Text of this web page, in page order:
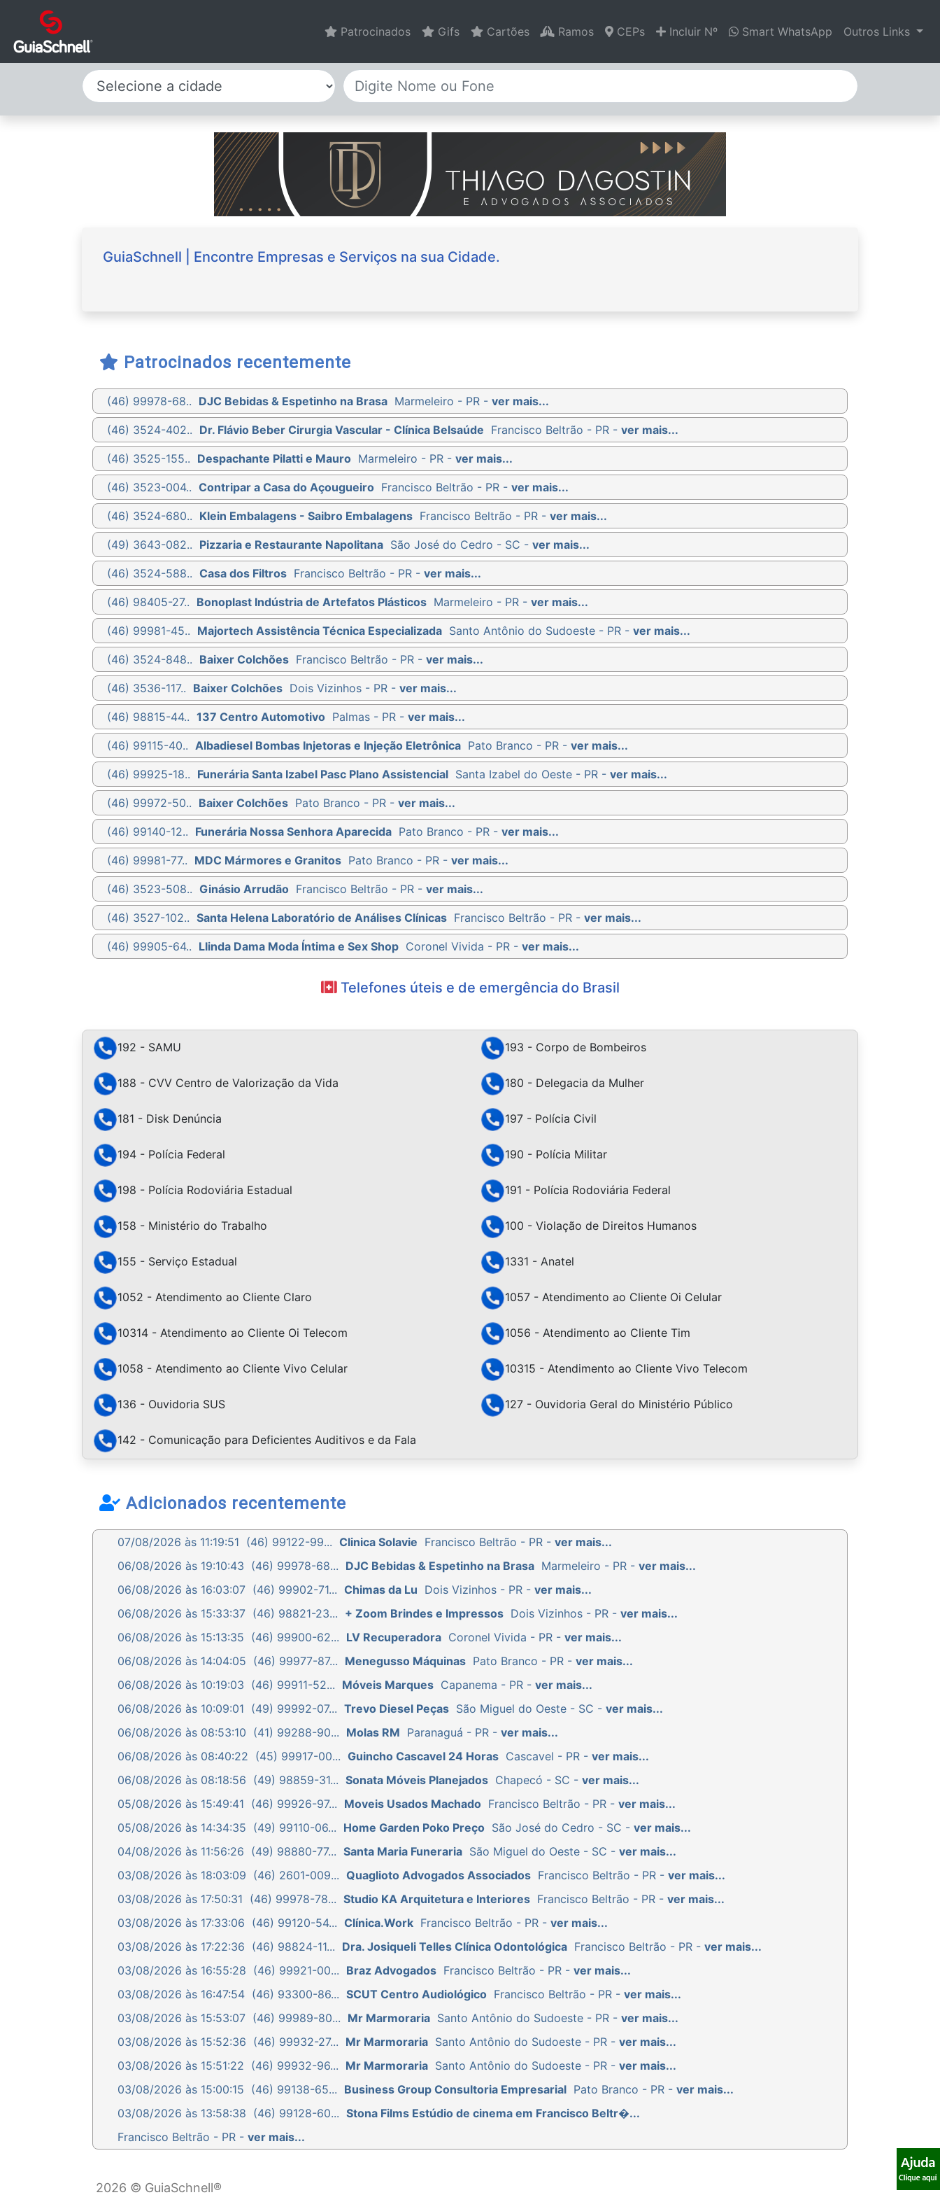
Patrocinados Gifs Cartões Ramos CEPs Incluir Nº Smart WhatsApp Outros Links
Selecione a cidade
GuiaSchnell | Encontre Empresas e Serviços na sua Cidade.
Patrocinados recentemente
(46) 99978-68.. DJC Bebidas & Espetinho na Brasa Marmeleiro - PR - ver mais...
(46) 3524-402.. Dr. Flávio Beber Cirurgia Vascular - Clínica Belsaúde Francisco Beltrão - PR - ver mais...
(46) 3525-155.. Despachante Pilatti e Mauro Marmeleiro - PR - ver mais...
(46) 3523-004.. Contripar a Casa do Açougueiro Francisco Beltrão - PR - ver mais...
(46) 3524-680.. Klein Embalagens - Saibro Embalagens Francisco Beltrão - PR - ver mais...
(49) 3643-082.. Pizzaria e Restaurante Napolitana São José do Cedro - SC - ver mais...
(46) 3524-588.. Casa dos Filtros Francisco Beltrão - PR - ver mais...
(46) 98405-27.. Bonoplast Indústria de Artefatos Plásticos Marmeleiro - PR - ver mais...
(46) 99981-45.. Majortech Assistência Técnica Especializada Santo Antônio do Sudoeste - PR - ver mais...
(46) 3524-848.. Baixer Colchões Francisco Beltrão - PR - ver mais...
(46) 3536-117.. Baixer Colchões Dois Vizinhos - PR - ver mais...
(46) 98815-44.. 137 Centro Automotivo Palmas - PR - ver mais...
(46) 99115-40.. Albadiesel Bombas Injetoras e Injeção Eletrônica Pato Branco - PR - ver mais...
(46) 99925-18.. Funerária Santa Izabel Pasc Plano Assistencial Santa Izabel do Oeste - PR - ver mais...
(46) 99972-50.. Baixer Colchões Pato Branco - PR - ver mais...
(46) 99140-12.. Funerária Nossa Senhora Aparecida Pato Branco - PR - ver mais...
(46) 99981-77.. MDC Mármores e Granitos Pato Branco - PR - ver mais...
(46) 3523-508.. Ginásio Arrudão Francisco Beltrão - PR - ver mais...
(46) 3527-102.. Santa Helena Laboratório de Análises Clínicas Francisco Beltrão - PR - ver mais...
(46) 99905-64.. Llinda Dama Moda Íntima e Sex Shop Coronel Vivida - PR - ver mais...
Telefones úteis e de emergência do Brasil
192 - SAMU 193 - Corpo de Bombeiros
188 - CVV Centro de Valorização da Vida 180 - Delegacia da Mulher
181 - Disk Denúncia 197 - Polícia Civil
194 - Polícia Federal 190 - Polícia Militar
198 - Polícia Rodoviária Estadual 191 - Polícia Rodoviária Federal
158 - Ministério do Trabalho 100 - Violação de Direitos Humanos
155 - Serviço Estadual 1331 - Anatel
1052 - Atendimento ao Cliente Claro 1057 - Atendimento ao Cliente Oi Celular
10314 - Atendimento ao Cliente Oi Telecom 1056 - Atendimento ao Cliente Tim
1058 - Atendimento ao Cliente Vivo Celular 10315 - Atendimento ao Cliente Vivo Telecom
136 - Ouvidoria SUS 127 - Ouvidoria Geral do Ministério Público
142 - Comunicação para Deficientes Auditivos e da Fala
Adicionados recentemente
07/08/2026 às 11:19:51 (46) 99122-99... Clinica Solavie Francisco Beltrão - PR - ver mais...
06/08/2026 às 19:10:43 (46) 99978-68... DJC Bebidas & Espetinho na Brasa Marmeleiro - PR - ver mais...
06/08/2026 às 16:03:07 (46) 99902-71... Chimas da Lu Dois Vizinhos - PR - ver mais...
06/08/2026 às 15:33:37 (46) 98821-23... + Zoom Brindes e Impressos Dois Vizinhos - PR - ver mais...
06/08/2026 às 15:13:35 (46) 99900-62... LV Recuperadora Coronel Vivida - PR - ver mais...
06/08/2026 às 14:04:05 (46) 99977-87... Menegusso Máquinas Pato Branco - PR - ver mais...
06/08/2026 às 10:19:03 (46) 99911-52... Móveis Marques Capanema - PR - ver mais...
06/08/2026 às 10:09:01 (49) 99992-07... Trevo Diesel Peças São Miguel do Oeste - SC - ver mais...
06/08/2026 às 08:53:10 (41) 99288-90... Molas RM Paranaguá - PR - ver mais...
06/08/2026 às 08:40:22 (45) 99917-00... Guincho Cascavel 24 Horas Cascavel - PR - ver mais...
06/08/2026 às 08:18:56 (49) 98859-31... Sonata Móveis Planejados Chapecó - SC - ver mais...
05/08/2026 às 15:49:41 (46) 99926-97... Moveis Usados Machado Francisco Beltrão - PR - ver mais...
05/08/2026 às 14:34:35 (49) 99110-06... Home Garden Poko Preço São José do Cedro - SC - ver mais...
04/08/2026 às 11:56:26 (49) 98880-77... Santa Maria Funeraria São Miguel do Oeste - SC - ver mais...
03/08/2026 às 18:03:09 (46) 2601-009... Quaglioto Advogados Associados Francisco Beltrão - PR - ver mais...
03/08/2026 às 17:50:31 (46) 99978-78... Studio KA Arquitetura e Interiores Francisco Beltrão - PR - ver mais...
03/08/2026 às 17:33:06 (46) 99120-54... Clínica.Work Francisco Beltrão - PR - ver mais...
03/08/2026 às 17:22:36 (46) 98824-11... Dra. Josiqueli Telles Clínica Odontológica Francisco Beltrão - PR - ver mais...
03/08/2026 às 16:55:28 (46) 99921-00... Braz Advogados Francisco Beltrão - PR - ver mais...
03/08/2026 às 16:47:54 (46) 93300-86... SCUT Centro Audiológico Francisco Beltrão - PR - ver mais...
03/08/2026 às 15:53:07 (46) 99989-80... Mr Marmoraria Santo Antônio do Sudoeste - PR - ver mais...
03/08/2026 às 15:52:36 (46) 99932-27... Mr Marmoraria Santo Antônio do Sudoeste - PR - ver mais...
03/08/2026 às 15:51:22 (46) 99932-96... Mr Marmoraria Santo Antônio do Sudoeste - PR - ver mais...
03/08/2026 às 15:00:15 (46) 99138-65... Business Group Consultoria Empresarial Pato Branco - PR - ver mais...
03/08/2026 às 13:58:38 (46) 99128-60... Stona Films Estúdio de cinema em Francisco Beltr�...
Francisco Beltrão - PR - ver mais...
2026 © GuiaSchnell®